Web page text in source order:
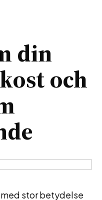
din
och
stor betydelse